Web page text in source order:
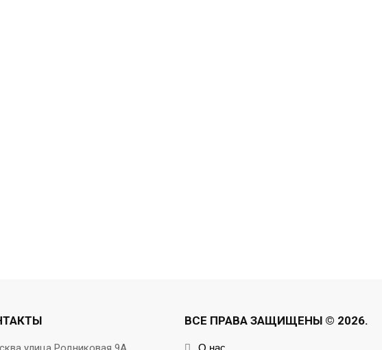
ВСЕ ПРАВА ЗАЩИЩЕНЫ © 2026.
О нас